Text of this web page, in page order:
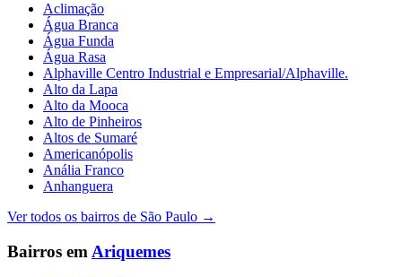
Aclimação
Água Branca
Água Funda
Água Rasa
Alphaville Centro Industrial e Empresarial/Alphaville.
Alto da Lapa
Alto da Mooca
Alto de Pinheiros
Altos de Sumaré
Americanópolis
Anália Franco
Anhanguera
Ver todos os bairros de São Paulo →
Bairros em Ariquemes